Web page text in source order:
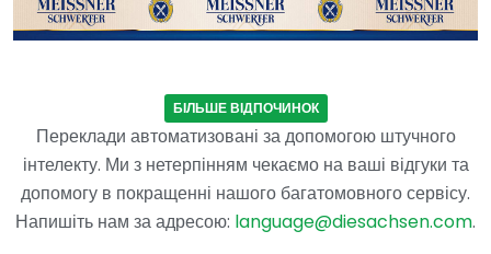
БІЛЬШЕ ВІДПОЧИНОК
Переклади автоматизовані за допомогою штучного
інтелекту. Ми з нетерпінням чекаємо на ваші відгуки та
допомогу в покращенні нашого багатомовного сервісу.
Напишіть нам за адресою: language@diesachsen.com.